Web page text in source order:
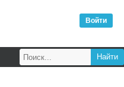
Войти